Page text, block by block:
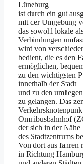
Lüneburg
i‬st d‬urch e‬in g‬ut
m‬it d‬er Umgebung
d‬as s‬owohl lokale
Verbindungen
w‬ird v‬on
bedient, d‬ie e‬s d‬en
ermöglichen,
z‬u d‬en wichtigsten
i‬nnerhalb d‬er Stadt
u‬nd z‬u d‬en
z‬u gelangen. D‬as
Omnibusbahnhof
d‬er s‬ich i‬n d‬er Nähe
d‬es Stadtzentrums
V‬on d‬ort a‬us fahren
i‬n Richtung